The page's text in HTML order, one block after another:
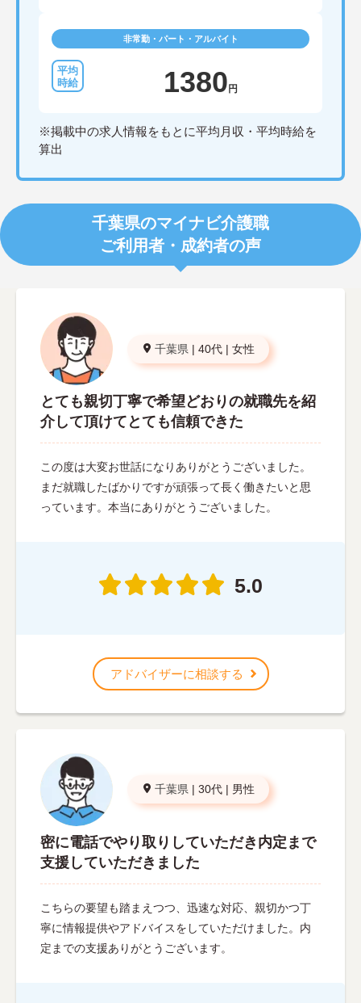
非常勤・パート・アルバイト
1380 円
※掲載中の求人情報をもとに平均月収・平均時給を
算出
千葉県のマイナビ介護職
ご利用者・成約者の声
千葉県 | 40代 | 女性
とても親切丁寧で希望どおりの就職先を紹
介して頂けてとても信頼できた
この度は大変お世話になりありがとうございました。
まだ就職したばかりですが頑張って長く働きたいと思
っています。本当にありがとうございました。
5.0
アドバイザーに相談する
千葉県 | 30代 | 男性
密に電話でやり取りしていただき内定まで
支援していただきました
こちらの要望も踏まえつつ、迅速な対応、親切かつ丁
寧に情報提供やアドバイスをしていただけました。内
定までの支援ありがとうございます。